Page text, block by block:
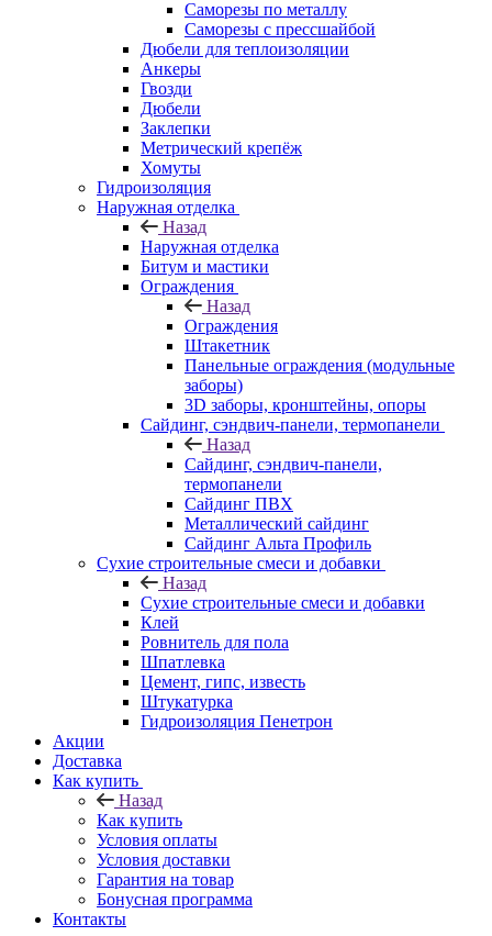
Саморезы по металлу
Саморезы с прессшайбой
Дюбели для теплоизоляции
Анкеры
Гвозди
Дюбели
Заклепки
Метрический крепёж
Хомуты
Гидроизоляция
Наружная отделка
Назад
Наружная отделка
Битум и мастики
Ограждения
Назад
Ограждения
Штакетник
Панельные ограждения (модульные
заборы)
3D заборы, кронштейны, опоры
Cайдинг, сэндвич-панели, термопанели
Назад
Cайдинг, сэндвич-панели,
термопанели
Сайдинг ПВХ
Металлический сайдинг
Сайдинг Альта Профиль
Сухие строительные смеси и добавки
Назад
Сухие строительные смеси и добавки
Клей
Ровнитель для пола
Шпатлевка
Цемент, гипс, известь
Штукатурка
Гидроизоляция Пенетрон
Акции
Доставка
Как купить
Назад
Как купить
Условия оплаты
Условия доставки
Гарантия на товар
Бонусная программа
Контакты